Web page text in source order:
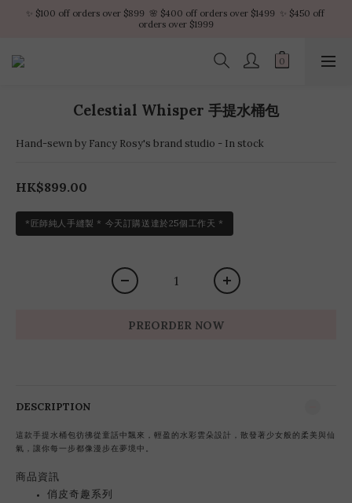
✨ $100 off orders over $899  🌸 $400 off orders over $1499  ✨ $450 off
orders over $1999
✨ $100 off orders over $899  🌸 $400 off orders over $1499  ✨ $450 off
orders over $1999
VIP Platinum members enjoy 10% discount all year
orders over $1999
Celestial Whisper 手提水桶包
Hand-sewn by Fancy Rosy's brand studio - In stock
HK$899.00
*匠師純人手縫製 * 今天訂購送達於25個工作天 *
PREORDER NOW
DESCRIPTION
這款手提水桶包彷彿從童話中飄來，輕盈的水彩雲朵設計，散發著少女般的柔美與仙
氣，讓你每一步都像漫步在夢境中。
商品 資訊
俏皮奇趣系列